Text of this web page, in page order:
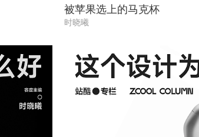
被苹果选上的马克杯
时晓曦